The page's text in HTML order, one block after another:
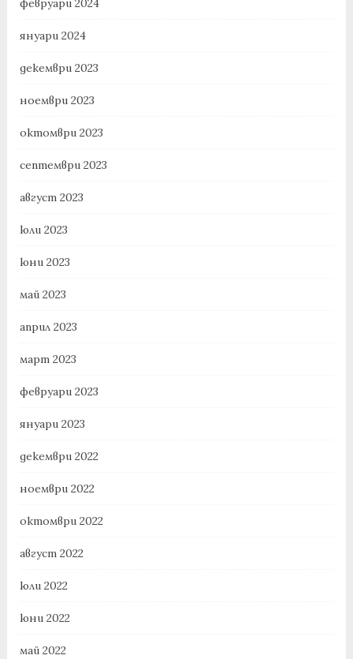
февруари 2024
януари 2024
декември 2023
ноември 2023
октомври 2023
септември 2023
август 2023
юли 2023
юни 2023
май 2023
април 2023
март 2023
февруари 2023
януари 2023
декември 2022
ноември 2022
октомври 2022
август 2022
юли 2022
юни 2022
май 2022